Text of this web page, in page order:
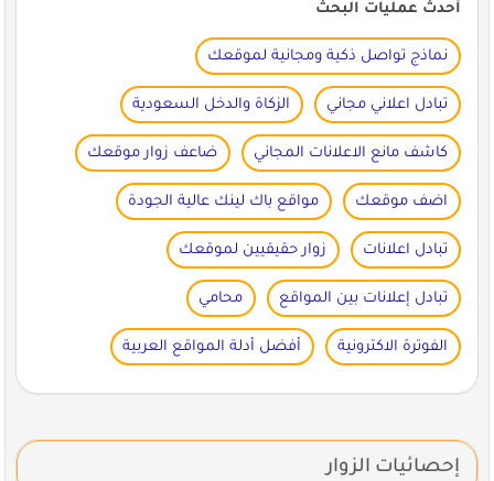
أحدث عمليات البحث
نماذج تواصل ذكية ومجانية لموقعك
تبادل اعلاني مجاني الزكاة والدخل السعودية
كاشف مانع الاعلانات المجاني ضاعف زوار موقعك
اضف موقعك مواقع باك لينك عالية الجودة
تبادل اعلانات زوار حقيقيين لموقعك
تبادل إعلانات بين المواقع محامي
الفوترة الاكترونية أفضل أدلة المواقع العربية
إحصائيات الزوار